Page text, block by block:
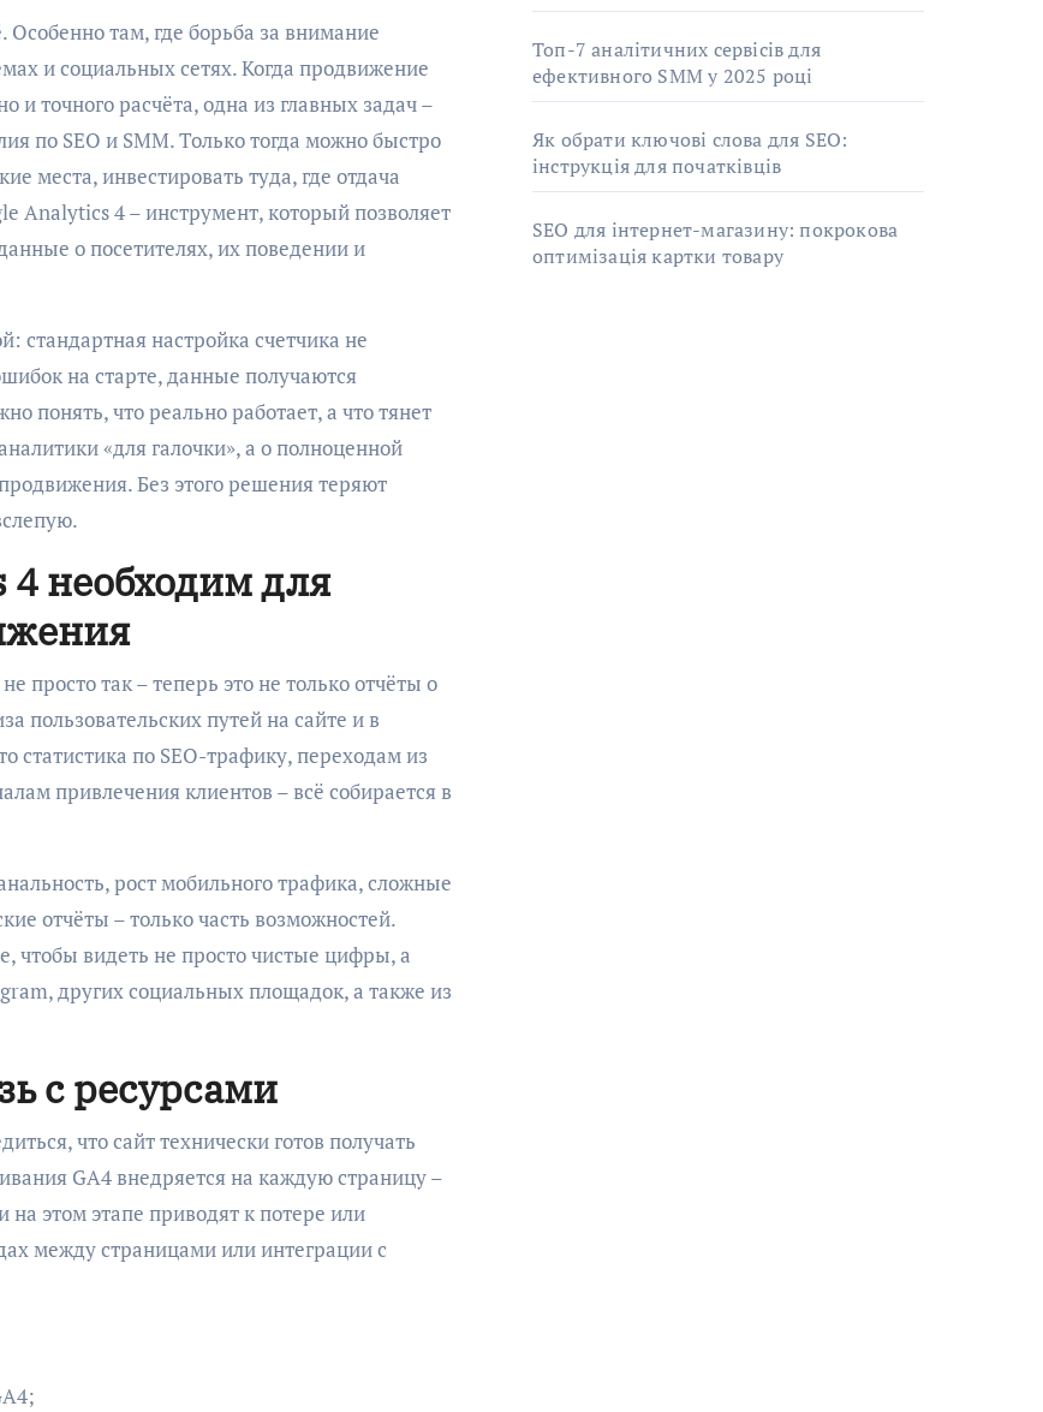
и социальных сетях. Когда продвижение
и точного расчёта, одна из главных задач –
по SEO и SMM. Только тогда можно быстро
места, инвестировать туда, где отдача
Analytics 4 – инструмент, который позволяет
о посетителях, их поведении и
стандартная настройка счетчика не
на старте, данные получаются
понять, что реально работает, а что тянет
«для галочки», а о полноценной
Без этого решения теряют
необходим для
просто так – теперь это не только отчёты о
пользовательских путей на сайте и в
статистика по SEO-трафику, переходам из
привлечения клиентов – всё собирается в
рост мобильного трафика, сложные
отчёты – только часть возможностей.
чтобы видеть не просто чистые цифры, а
других социальных площадок, а также из
с ресурсами
что сайт технически готов получать
GA4 внедряется на каждую страницу –
этом этапе приводят к потере или
между страницами или интеграции с
Топ-7 аналітичних сервісів для
ефективного SMM у 2025 році
Як обрати ключові слова для SEO:
інструкція для початківців
SEO для інтернет-магазину: покрокова
оптимізація картки товару